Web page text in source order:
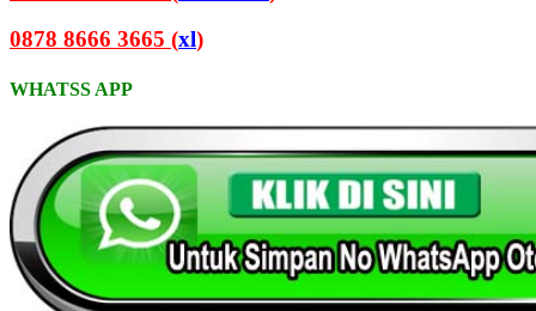
0878 8666 3665 (xl)
WHATSS APP